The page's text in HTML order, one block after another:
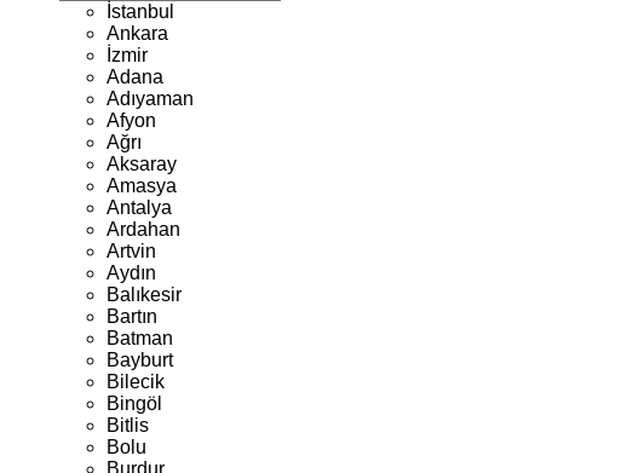
İstanbul
Ankara
İzmir
Adana
Adıyaman
Afyon
Ağrı
Aksaray
Amasya
Antalya
Ardahan
Artvin
Aydın
Balıkesir
Bartın
Batman
Bayburt
Bilecik
Bingöl
Bitlis
Bolu
Burdur